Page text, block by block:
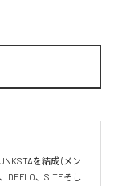
を結成 (メン
DEFLO、SITEそし